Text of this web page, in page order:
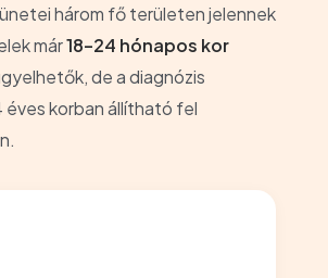
három fő területen jelennek
már18–24 hónapos kor
de a diagnózis
éves korban állítható fel